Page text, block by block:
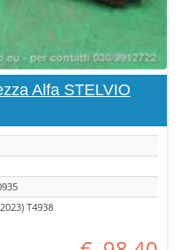
Alfa STELVIO
T4938